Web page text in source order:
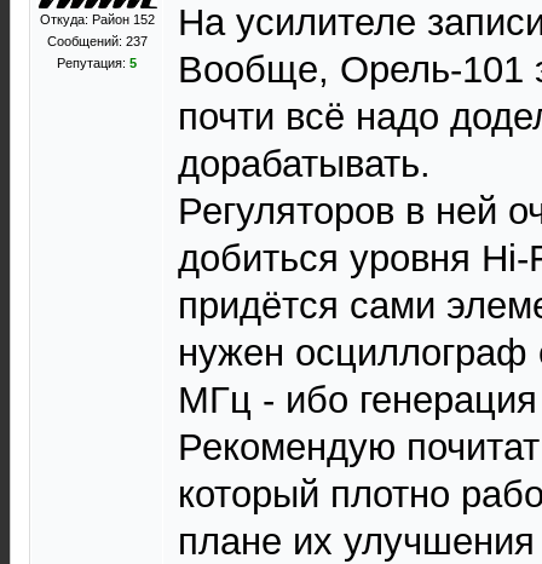
Откуда: Район 152
Сообщений: 237
Репутация: 5
На усилителе
Вообще, Орель-101
почти всё надо
дорабатывать.
Регуляторов в ней
добиться уровня
придётся сами
нужен осциллограф
МГц - ибо
Рекомендую
который плотно
плане их